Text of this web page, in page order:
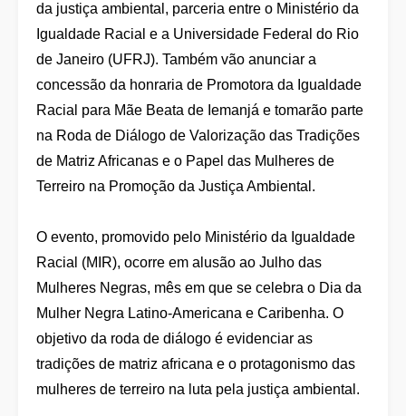
da justiça ambiental, parceria entre o Ministério da
Igualdade Racial e a Universidade Federal do Rio
de Janeiro (UFRJ). Também vão anunciar a
concessão da honraria de Promotora da Igualdade
Racial para Mãe Beata de Iemanjá e tomarão parte
na Roda de Diálogo de Valorização das Tradições
de Matriz Africanas e o Papel das Mulheres de
Terreiro na Promoção da Justiça Ambiental.
O evento, promovido pelo Ministério da Igualdade
Racial (MIR), ocorre em alusão ao Julho das
Mulheres Negras, mês em que se celebra o Dia da
Mulher Negra Latino-Americana e Caribenha. O
objetivo da roda de diálogo é evidenciar as
tradições de matriz africana e o protagonismo das
mulheres de terreiro na luta pela justiça ambiental.